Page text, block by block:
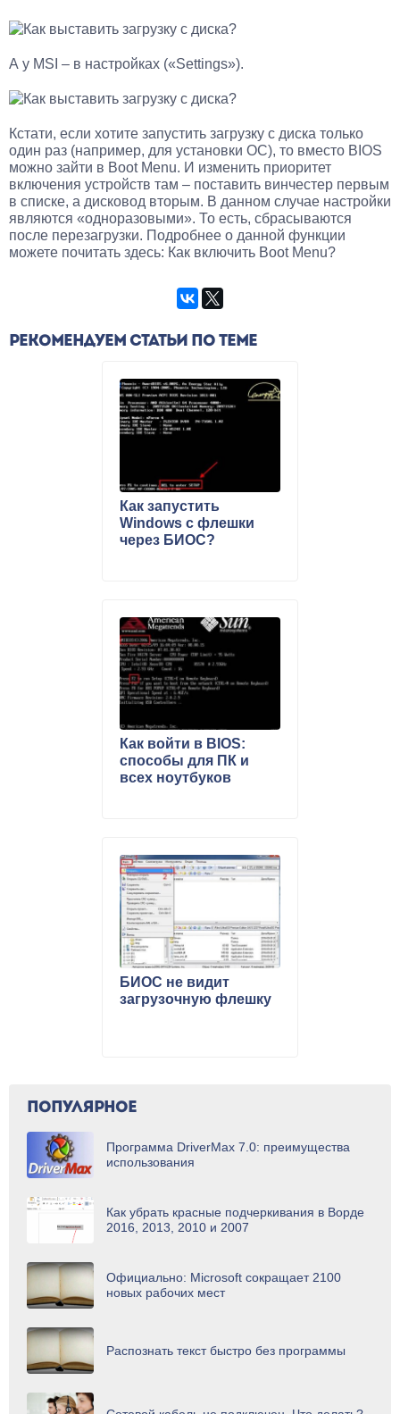
А у MSI – в настройках («Settings»).
Кстати, если хотите запустить загрузку с диска только
один раз (например, для установки ОС), то вместо BIOS
можно зайти в Boot Menu. И изменить приоритет
включения устройств там – поставить винчестер первым
в списке, а дисковод вторым. В данном случае настройки
являются «одноразовыми». То есть, сбрасываются
после перезагрузки. Подробнее о данной функции
можете почитать здесь: Как включить Boot Menu?
РЕКОМЕНДУЕМ СТАТЬИ ПО ТЕМЕ
Как запустить
Windows с флешки
через БИОС?
Как войти в BIOS:
способы для ПК и
всех ноутбуков
БИОС не видит
загрузочную флешку
ПОПУЛЯРНОЕ
Программа DriverMax 7.0: преимущества
использования
Как убрать красные подчеркивания в Ворде
2016, 2013, 2010 и 2007
Официально: Microsoft сокращает 2100
новых рабочих мест
Распознать текст быстро без программы